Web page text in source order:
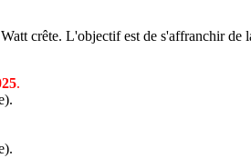
crête. L'objectif est de s'affranchir de
.